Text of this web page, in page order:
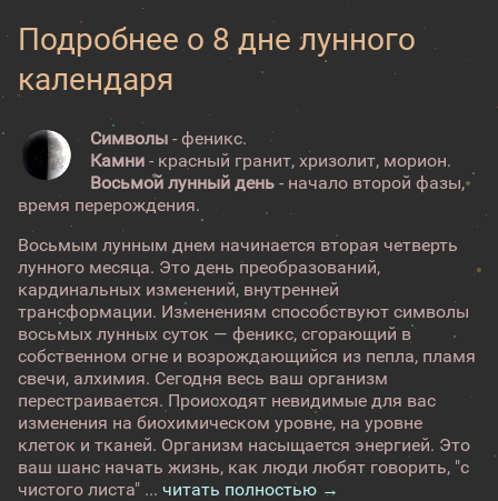
Подробнее о 8 дне лунного
календаря
Символы - феникс.
Камни - красный гранит, хризолит, морион.
Восьмой лунный день - начало второй фазы,
время перерождения.
Восьмым лунным днем начинается вторая четверть
лунного месяца. Это день преобразований,
кардинальных изменений, внутренней
трансформации. Изменениям способствуют символы
восьмых лунных суток — феникс, сгорающий в
собственном огне и возрождающийся из пепла, пламя
свечи, алхимия. Сегодня весь ваш организм
перестраивается. Происходят невидимые для вас
изменения на биохимическом уровне, на уровне
клеток и тканей. Организм насыщается энергией. Это
ваш шанс начать жизнь, как люди любят говорить, "с
чистого листа" ... читать полностью →